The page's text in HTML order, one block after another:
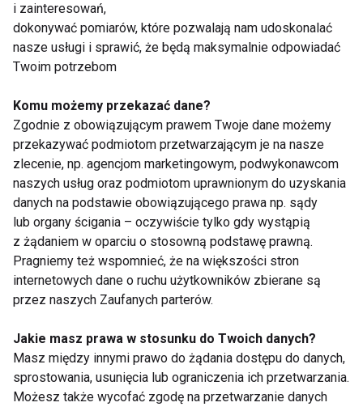
Uśmiech na miarę Hollywood
Szparę między zębami
zamkniesz kompozytem
Dental Spa - Komfort przede
wszystkim
Linia innowacyjnych past do
Białe zęby
i zainteresowań,
dokonywać pomiarów, które pozwalają nam udoskonalać
nasze usługi i sprawić, że będą maksymalnie odpowiadać
Twoim potrzebom
Komu możemy przekazać dane?
Zgodnie z obowiązującym prawem Twoje dane możemy
przekazywać podmiotom przetwarzającym je na nasze
zlecenie, np. agencjom marketingowym, podwykonawcom
naszych usług oraz podmiotom uprawnionym do uzyskania
danych na podstawie obowiązującego prawa np. sądy
lub organy ścigania – oczywiście tylko gdy wystąpią
z żądaniem w oparciu o stosowną podstawę prawną.
Pragniemy też wspomnieć, że na większości stron
internetowych dane o ruchu użytkowników zbierane są
przez naszych Zaufanych parterów.
Jakie masz prawa w stosunku do Twoich danych?
Masz między innymi prawo do żądania dostępu do danych,
sprostowania, usunięcia lub ograniczenia ich przetwarzania.
Możesz także wycofać zgodę na przetwarzanie danych